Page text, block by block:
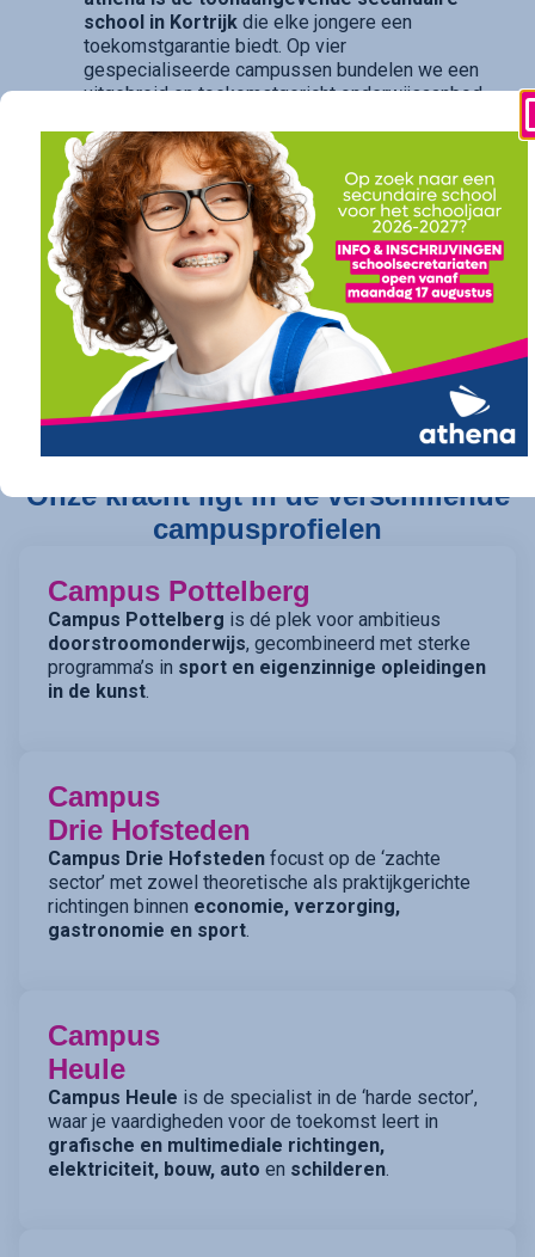
school in Kortrijk die elke jongere een
toekomstgarantie biedt. Op vier
gespecialiseerde campussen bundelen we een
uitgebreid en toekomstgericht onderwijsaanbod.
Of je nu droomt van verder studeren in
hogeschool of universiteit (onze
doorstroomfinaliteit/ ASO) of direct een
succesvolle carrière ambieert (onze
arbeidsfinaliteit / BSO), bij athena vind je een
traject op maat. Ook voor diegenen die daarin hun
opties openhouden, bieden onze studierichtingen
met dubbele finaliteit(TSO) de perfecte balans.
athena is de kwalitatieve school die een
sterk
diploma, eensuccesvolle opleidingen een
gegarandeerde toekomstbelooft.
vandaag nog jouw perfecte pad bij athena.
Onze kracht ligt in de verschillende
campusprofielen
Campus Pottelberg
Campus Pottelberg is dé plek voor ambitieus
doorstroomonderwijs, gecombineerd met sterke
programma’s in sport en eigenzinnige opleidingen
in de kunst.
Campus
Drie Hofsteden
Campus Drie Hofsteden focust op de ‘zachte
sector’ met zowel theoretische als praktijkgerichte
richtingen binnen economie, verzorging,
gastronomie en sport.
Campus
Heule
Campus Heule is de specialist in de ‘harde sector’,
waar je vaardigheden voor de toekomst leert in
grafische en multimediale richtingen,
elektriciteit, bouw, auto en schilderen.